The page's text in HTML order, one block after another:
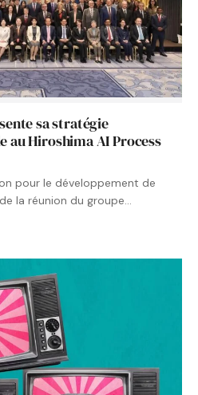
sa stratégie
au Hiroshima AI Process
pour le développement de
la réunion du groupe…